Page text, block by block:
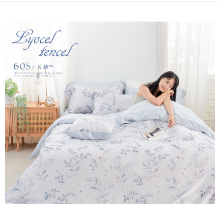
流程，驗證手機門號後，選擇欲分期的期數、繳款截止日，確認付款後即完
成交易。
3.實際核准額度、可分期數及費用金額請依後續交易確認頁面所載為準。
消。如遇「轉專審核」未通過狀況，表示未達大哥付你分期系統評分，恕無
法說明評估內容。
【繳款方式說明】
1.分期款項不併入電信帳單，「大哥付你分期」於每月結算日後寄送繳費提
醒簡訊。
2.透過簡訊連結打開帳單後，可選擇「超商條碼／台灣大直營門市／銀行轉
帳／街口支付／iPASS MONEY」等通路繳費。
【注意事項】
1.本服務係由「台灣大哥大股份有限公司」（以下簡稱本公司）所提供，讓
用戶於交易時，得透過本服務購買商品或服務，並由商店將買賣／分期付款
買賣價金債權讓與本公司後，依約使用本公司帳單繳交帳款。
2.基於同意付款使用「大哥付你分期」之契約關係目的，商店將以您的個人
資料（包含姓名、電話或地址）提供予台灣大哥大進項蒐集、處理及利用，
由本公司與您本人進行分期帳單所需資料之確認、核對及更正。
3.完整用戶服務條款，請詳閱以下連結：
https://oppay.tw/userRule
【關於「AFTEE先享後付」】
AFTEE先享後付是「在收到商品之後才付款」的支付方式。 讓您購物簡單
便利好安心！
１．簡單：不需註冊會員、不需綁卡、不需儲值。
２．便利：只要手機號碼，簡訊認證，即可結帳。
３．安心：先確認商品／服務後，再付款。
【「AFTEE先享後付」結帳流程】
１．於結帳方式選擇「AFTEE先享後付」後，將跳轉至「AFTEE先享後付」
結帳頁面，進行簡訊認證並確認金額後，即可完成結帳。
２．訂單成立數日內，您將收到繳費通知簡訊。
３．收到繳費通知簡訊後14天內，點擊此簡訊中的連結，可透過四大超商／
ATM／網路銀行／等多元方式進行付款，方視為交易完成。
※ 請注意：結帳手續完成當下不需立刻繳費，但若您需要取消訂單，請聯絡
購買商品的店家。未經商家同意取消之訂單仍視為有效，需透過AFTEE先享
後付繳納相關費用。
※ 交易是否成功請以「AFTEE先享後付 」之結帳頁面顯示為準，若有關於
是否繳費成功／繳費後需取消欲退款等相關疑問，請聯繫「AFTEE先享後付
客戶支援中心」https://netprotections.freshdesk.com/support/home
Hami Point
「Hami Point」為中華電信所提供之點數服務，可於會員專區綁定中華電信
會員帳號後，即可在購物車使用 Hami Point 折抵消費金額 (1點等於1元)。
ATM付款
運送方式
全家取貨付款
每筆NT$60，滿NT$699(含以上)免運費
付款後全家取貨
每筆NT$60，滿NT$699(含以上)免運費
7-11取貨付款
每筆NT$60，滿NT$999(含以上)免運費